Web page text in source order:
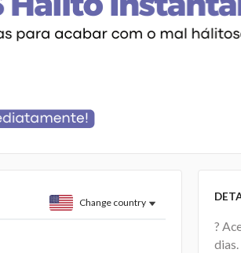
Change country
?
dias.